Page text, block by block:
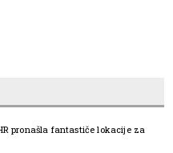
pronašla fantastiče lokacije za